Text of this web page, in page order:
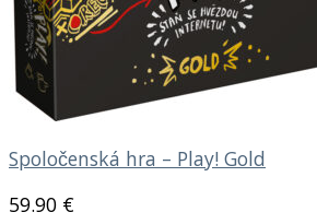
Spoločenská hra – Play! Gold
59.90 €